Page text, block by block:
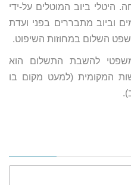
היטלי ביוב המוטלים על-ידי
וביוב מתבררים בפני ועדת
השלום במחוזות השיפוט.
להשבת התשלום הוא
המקומית (למעט מקום בו